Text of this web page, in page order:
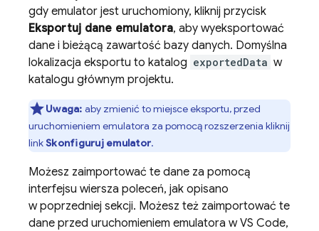
gdy emulator jest uruchomiony, kliknij przycisk
Eksportuj dane emulatora, aby wyeksportować
dane i bieżącą zawartość bazy danych. Domyślna
lokalizacja eksportu to katalog exportedData w
katalogu głównym projektu.
Uwaga: aby zmienić to miejsce eksportu, przed
uruchomieniem emulatora za pomocą rozszerzenia kliknij
linkSkonfiguruj emulator.
Możesz zaimportować te dane za pomocą
interfejsu wiersza poleceń, jak opisano
w poprzedniej sekcji. Możesz też zaimportować te
dane przed uruchomieniem emulatora w VS Code,